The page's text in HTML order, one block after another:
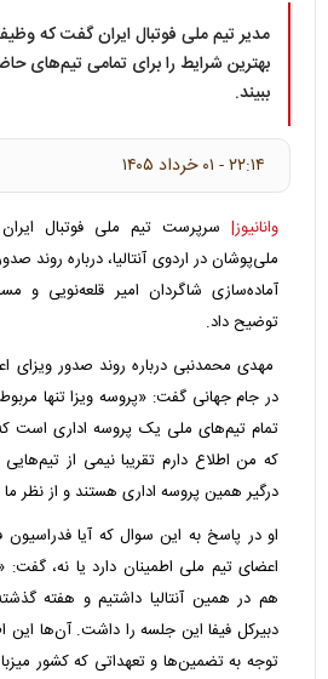
مدیر تیم ملی فوتبال ایران گفت که
بهترین شرایط را برای تمامی تیم‌های
ببیند.
۲۲:۱۴ - ۰۱ خرداد ۱۴۰۵
وانانیوز| سرپرست تیم ملی فوتبال
ملی‌پوشان در اردوی آنتالیا، درباره روند
آماده‌سازی شاگردان امیر قلعه‌نویی و
توضیح داد.
مهدی محمدنبی درباره روند صدور ویزای
در جام جهانی گفت: «پروسه ویزا تنها
تمام تیم‌های ملی یک پروسه اداری است
که من اطلاع دارم تقریبا نیمی از
درگیر همین پروسه اداری هستند و از نظر
او در پاسخ به این سوال که آیا فدراسیون
اعضای تیم ملی اطمینان دارد یا نه، گفت:
هم در همین آنتالیا داشتیم و هفته
دبیرکل فیفا این جلسه را داشت. آن‌ها این
توجه به تضمین‌ها و تعهداتی که کشور